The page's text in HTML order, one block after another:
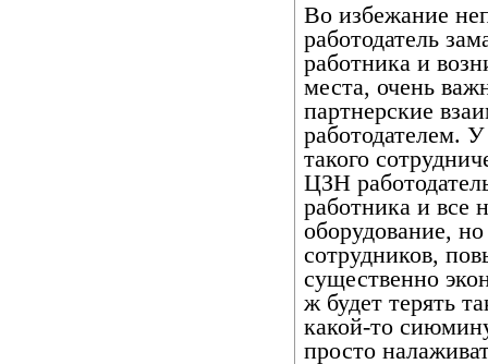
Во избежание
работодатель
работника и
места, очень
партнерские
работодателем.
такого
ЦЗН
работника и все
оборудование,
сотрудников,
существенно
ж будет терять
какой-то
просто